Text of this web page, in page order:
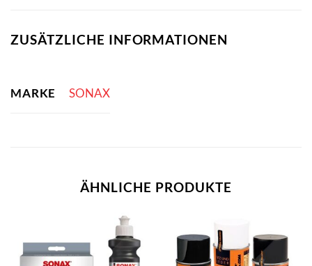
ZUSÄTZLICHE INFORMATIONEN
MARKE SONAX
ÄHNLICHE PRODUKTE